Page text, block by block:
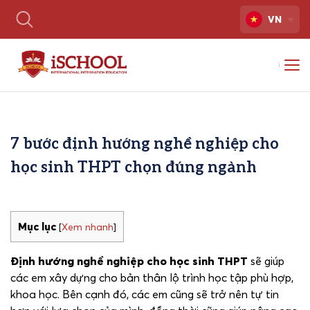
VN
7 bước định hướng nghề nghiệp cho
học sinh THPT chọn đúng ngành
Mục lục [Xem nhanh]
Định hướng nghề nghiệp cho học sinh THPT sẽ giúp
các em xây dựng cho bản thân lộ trình học tập phù hợp,
khoa học. Bên cạnh đó, các em cũng sẽ trở nên tự tin